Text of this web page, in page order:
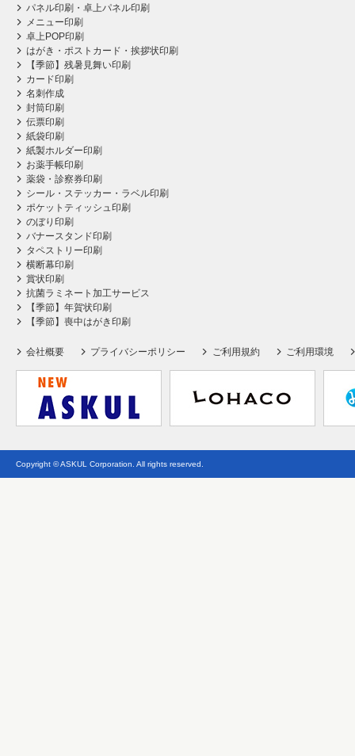
パネル印刷・卓上パネル印刷
メニュー印刷
卓上POP印刷
はがき・ポストカード・挨拶状印刷
【季節】残暑見舞い印刷
カード印刷
名刺作成
封筒印刷
伝票印刷
紙袋印刷
紙製ホルダー印刷
お薬手帳印刷
薬袋・診察券印刷
シール・ステッカー・ラベル印刷
ポケットティッシュ印刷
のぼり印刷
バナースタンド印刷
タペストリー印刷
横断幕印刷
賞状印刷
抗菌ラミネート加工サービス
【季節】年賀状印刷
【季節】喪中はがき印刷
会社概要 プライバシーポリシー ご利用規約 ご利用環境
Copyright © ASKUL Corporation. All rights reserved.